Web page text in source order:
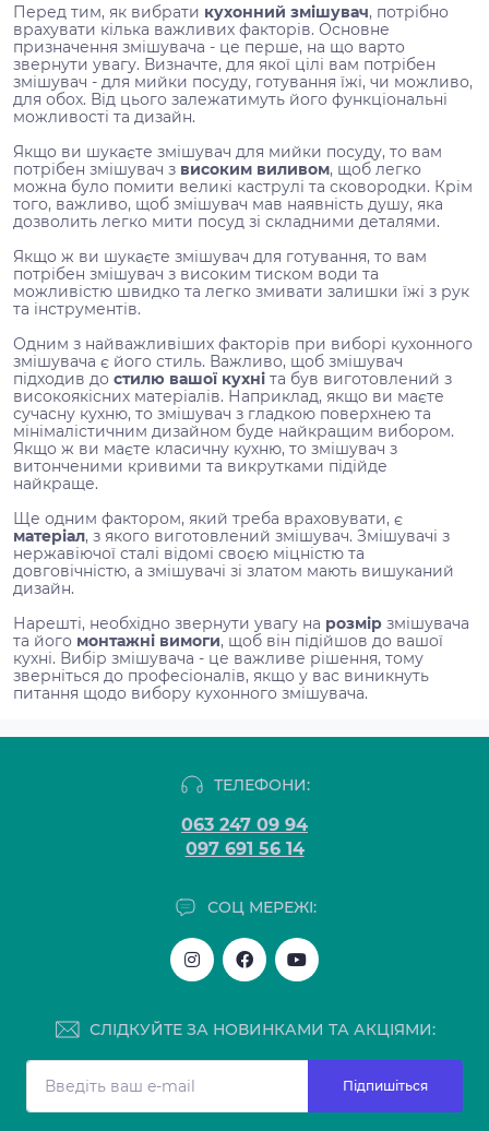
Перед тим, як вибрати кухонний змішувач, потрібно
врахувати кілька важливих факторів. Основне
призначення змішувача - це перше, на що варто
звернути увагу. Визначте, для якої цілі вам потрібен
змішувач - для мийки посуду, готування їжі, чи можливо,
для обох. Від цього залежатимуть його функціональні
можливості та дизайн.
Якщо ви шукаєте змішувач для мийки посуду, то вам
потрібен змішувач з високим виливом, щоб легко
можна було помити великі каструлі та сковородки. Крім
того, важливо, щоб змішувач мав наявність душу, яка
дозволить легко мити посуд зі складними деталями.
Якщо ж ви шукаєте змішувач для готування, то вам
потрібен змішувач з високим тиском води та
можливістю швидко та легко змивати залишки їжі з рук
та інструментів.
Одним з найважливіших факторів при виборі кухонного
змішувача є його стиль. Важливо, щоб змішувач
підходив до стилю вашої кухні та був виготовлений з
високоякісних матеріалів. Наприклад, якщо ви маєте
сучасну кухню, то змішувач з гладкою поверхнею та
мінімалістичним дизайном буде найкращим вибором.
Якщо ж ви маєте класичну кухню, то змішувач з
витонченими кривими та викрутками підійде
найкраще.
Ще одним фактором, який треба враховувати, є
матеріал, з якого виготовлений змішувач. Змішувачі з
нержавіючої сталі відомі своєю міцністю та
довговічністю, а змішувачі зі златом мають вишуканий
дизайн.
Нарешті, необхідно звернути увагу на розмір змішувача
та його монтажні вимоги, щоб він підійшов до вашої
кухні. Вибір змішувача - це важливе рішення, тому
зверніться до професіоналів, якщо у вас виникнуть
питання щодо вибору кухонного змішувача.
ТЕЛЕФОНИ:
063 247 09 94
097 691 56 14
СОЦ МЕРЕЖІ:
СЛІДКУЙТЕ ЗА НОВИНКАМИ ТА АКЦІЯМИ:
Підпишіться